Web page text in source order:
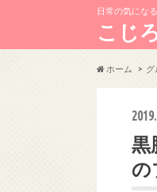
日常の気にな
こじ
ホーム グ
黒
の